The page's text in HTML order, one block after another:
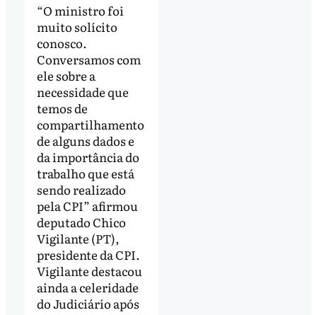
“O ministro foi
muito solícito
conosco.
Conversamos com
ele sobre a
necessidade que
temos de
compartilhamento
de alguns dados e
da importância do
trabalho que está
sendo realizado
pela CPI” afirmou
deputado Chico
Vigilante (PT),
presidente da CPI.
Vigilante destacou
ainda a celeridade
do Judiciário após